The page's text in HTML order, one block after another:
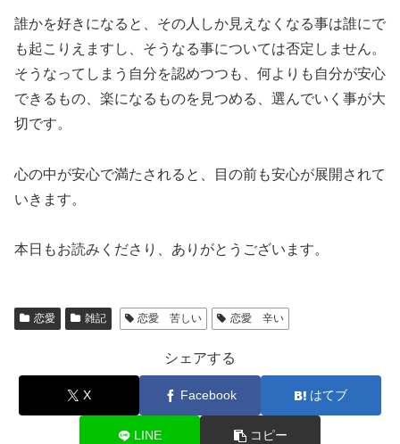
誰かを好きになると、その人しか見えなくなる事は誰にで
も起こりえますし、そうなる事については否定しません。
そうなってしまう自分を認めつつも、何よりも自分が安心
できるもの、楽になるものを見つめる、選んでいく事が大
切です。
心の中が安心で満たされると、目の前も安心が展開されて
いきます。
本日もお読みくださり、ありがとうございます。
恋愛 雑記 恋愛 苦しい 恋愛 辛い
シェアする
X Facebook はてブ
LINE コピー